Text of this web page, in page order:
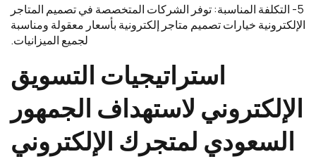
5- التكلفة المناسبة: توفر الشركات المتخصصة في تصميم المتاجر
الإلكترونية خيارات تصميم متاجر إلكترونية بأسعار معقولة ومناسبة
لجميع الميزانيات.
استراتيجيات التسويق
الإلكتروني لاستهداف الجمهور
السعودي لمتجرك الإلكتروني